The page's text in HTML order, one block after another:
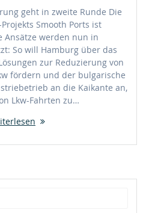
geht in zweite Runde Die
Smooth Ports ist
Ansätze werden nun in
So will Hamburg über das
zur Reduzierung von
fördern und der bulgarische
an die Kaikante an,
Lkw-Fahrten zu…